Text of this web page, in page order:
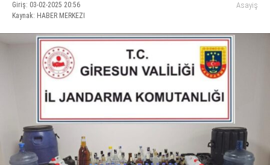
YAŞAM
EĞITIM
SAĞLIK
KÜLTÜR SANAT
Giriş: 03-02-2025 20:56
Kaynak: HABER MERKEZI
Asayiş